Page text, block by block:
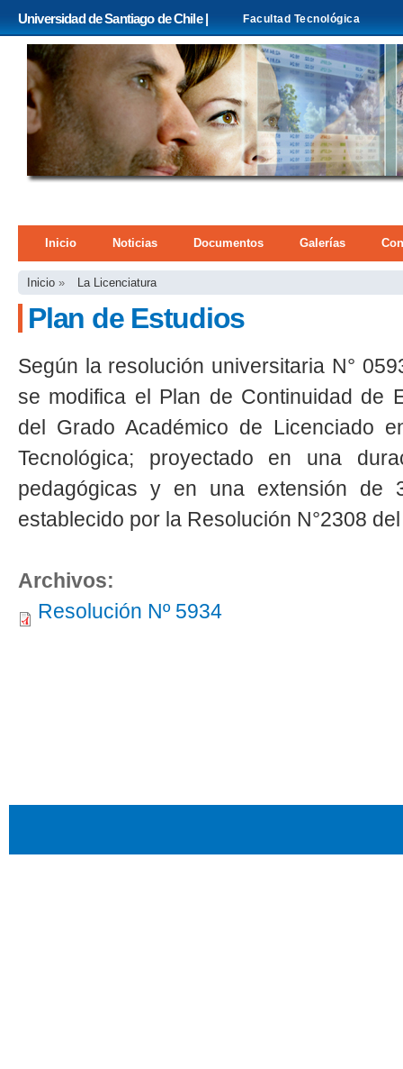
Universidad de Santiago de Chile | Facultad Tecnológica
Menú principal
Inicio Noticias Documentos Galerías
Se encuentra usted aquí
Inicio » La Licenciatura
Plan de Estudios
Según la resolución universitaria N°
se modifica el Plan de Continuidad de
del Grado Académico de Licenciado
Tecnológica; proyectado en una
pedagógicas y en una extensión de
establecido por la Resolución N°2308
Archivos:
Resolución Nº 5934